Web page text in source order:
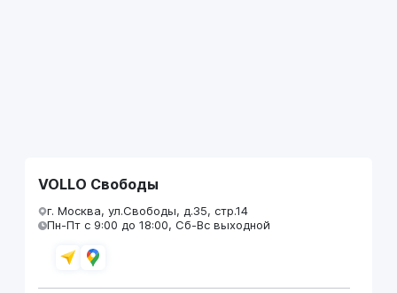
VOLLO Свободы
г. Москва, ул.Свободы, д.35, стр.14
Пн-Пт с 9:00 до 18:00, Сб-Вс выходной